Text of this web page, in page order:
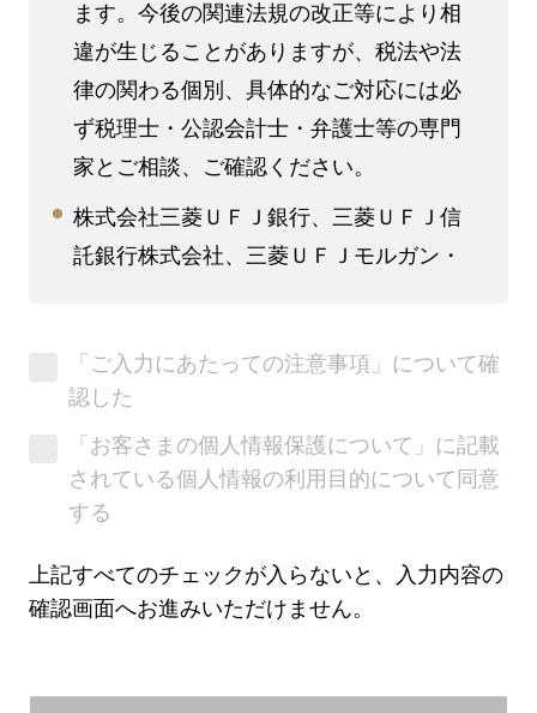
ます。今後の関連法規の改正等により相
違が生じることがありますが、税法や法
律の関わる個別、具体的なご対応には必
ず税理士・公認会計士・弁護士等の専門
家とご相談、ご確認ください。
株式会社三菱ＵＦＪ銀行、三菱ＵＦＪ信
託銀行株式会社、三菱ＵＦＪモルガン・
ＦＪリサーチ&コンサルティング株式会
社、三菱ＵＦＪ不動産販売株式会社、三
菱ＨＣキャピタル株式会社の7社（以
下、グループ7社）は別法人であり、各
社によりお客さまにご提供できる商品・
サービスは異なります。
お客さまが三菱ＵＦＪ銀行に対して、グ
お客さまと三菱ＵＦＪ銀行とのお取引
「ご入力にあたっての注意事項」について確
認した
「お客さまの個人情報保護について」に記載
されている個人情報の利用目的について同意
する
上記すべてのチェックが入らないと、入力内容の
確認画面へお進みいただけません。